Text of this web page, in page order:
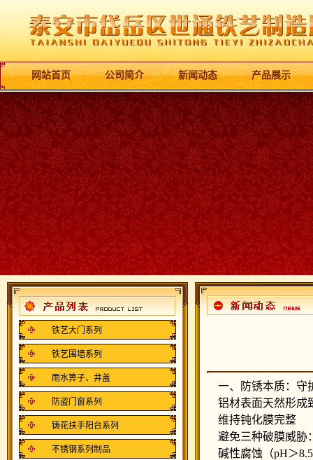
网站首页 公司简介 新闻动态 产品展示
铁艺大门系列
铁艺围墙系列
雨水箅子、井盖
防盗门窗系列
铸花扶手阳台系列
不锈钢系列制品
一、防锈本质：守
铝材表面天然形成
维持钝化膜完整
避免三种破膜威胁
碱性腐蚀（pH＞